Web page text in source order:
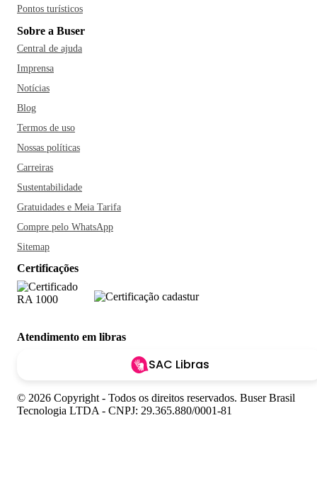
Pontos turísticos
Sobre a Buser
Central de ajuda
Imprensa
Notícias
Blog
Termos de uso
Nossas políticas
Carreiras
Sustentabilidade
Gratuidades e Meia Tarifa
Compre pelo WhatsApp
Sitemap
Certificações
Atendimento em libras
SAC Libras
© 2026 Copyright - Todos os direitos reservados. Buser Brasil
Tecnologia LTDA - CNPJ: 29.365.880/0001-81